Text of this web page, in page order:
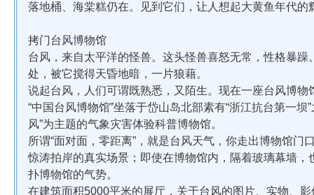
落地桶、海棠糕仍在。见到它们，让人想起大黄鱼年代的
拷门台风博物馆
台风，来自太平洋的怪兽。这头怪兽喜怒无常，性格暴
处，被它搅得天昏地暗，一片狼藉。
说起台风，人们可谓既熟悉，又陌生。现在一座台风博物
“中国台风博物馆”坐落于岱山岛北部素有“浙江抗台第一
风”为主题的气象灾害体验科普博物馆。
所谓“面对面，零距离”，就是台风天气，你走出博物馆
惊涛拍岸的真实场景；即使在博物馆内，隔着玻璃幕墙
扑博物馆的气势。
在建筑面积5000平米的展厅，关于台风的图片、实物、